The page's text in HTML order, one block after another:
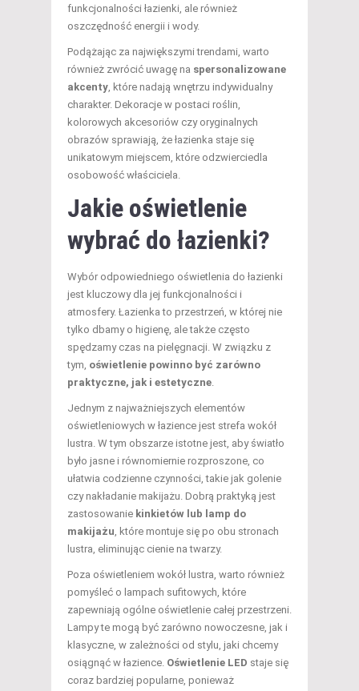
funkcjonalności łazienki, ale również
oszczędność energii i wody.
Podążając za największymi trendami, warto
również zwrócić uwagę na spersonalizowane
akcenty, które nadają wnętrzu indywidualny
charakter. Dekoracje w postaci roślin,
kolorowych akcesoriów czy oryginalnych
obrazów sprawiają, że łazienka staje się
unikatowym miejscem, które odzwierciedla
osobowość właściciela.
Jakie oświetlenie
wybrać do łazienki?
Wybór odpowiedniego oświetlenia do łazienki
jest kluczowy dla jej funkcjonalności i
atmosfery. Łazienka to przestrzeń, w której nie
tylko dbamy o higienę, ale także często
spędzamy czas na pielęgnacji. W związku z
tym, oświetlenie powinno być zarówno
praktyczne, jak i estetyczne.
Jednym z najważniejszych elementów
oświetleniowych w łazience jest strefa wokół
lustra. W tym obszarze istotne jest, aby światło
było jasne i równomiernie rozproszone, co
ułatwia codzienne czynności, takie jak golenie
czy nakładanie makijażu. Dobrą praktyką jest
zastosowanie kinkietów lub lamp do
makijażu, które montuje się po obu stronach
lustra, eliminując cienie na twarzy.
Poza oświetleniem wokół lustra, warto również
pomyśleć o lampach sufitowych, które
zapewniają ogólne oświetlenie całej przestrzeni.
Lampy te mogą być zarówno nowoczesne, jak i
klasyczne, w zależności od stylu, jaki chcemy
osiągnąć w łazience. Oświetlenie LED staje się
coraz bardziej popularne, ponieważ